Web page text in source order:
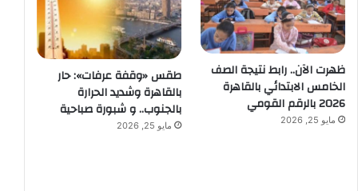
ظهرت الآن.. رابط نتيجة الصف
الخامس الابتدائي بالقاهرة
2026 بالرقم القومي
مايو 25, 2026
طقس «وقفة عرفات»: حار
بالقاهرة وشديد الحرارة
بالجنوب.. و شبورة صباحية
مايو 25, 2026